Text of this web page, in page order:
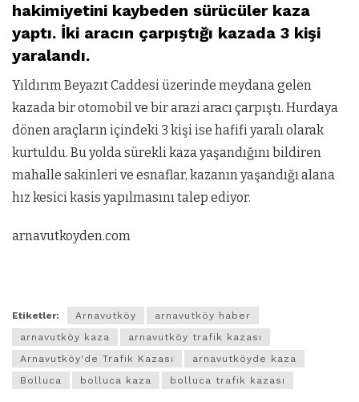
hakimiyetini kaybeden sürücüler kaza
yaptı. İki aracın çarpıştığı kazada 3 kişi
yaralandı.
Yıldırım Beyazıt Caddesi üzerinde meydana gelen
kazada bir otomobil ve bir arazi aracı çarpıştı. Hurdaya
dönen araçların içindeki 3 kişi ise hafifi yaralı olarak
kurtuldu. Bu yolda sürekli kaza yaşandığını bildiren
mahalle sakinleri ve esnaflar, kazanın yaşandığı alana
hız kesici kasis yapılmasını talep ediyor.
arnavutkoyden.com
Etiketler: Arnavutköy
arnavutköy haber
arnavutköy kaza
arnavutköy trafik kazası
Arnavutköy'de Trafik Kazası
arnavutköyde kaza
Bolluca
bolluca kaza bolluca trafik kazası